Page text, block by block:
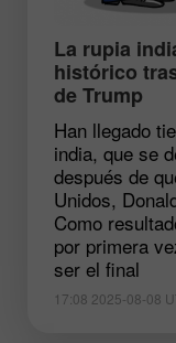
La rupia
histórico
de Trump
Han llegado
india, que se
después de
Unidos,
Como
por primera
ser el final
17:08 2025-08-08